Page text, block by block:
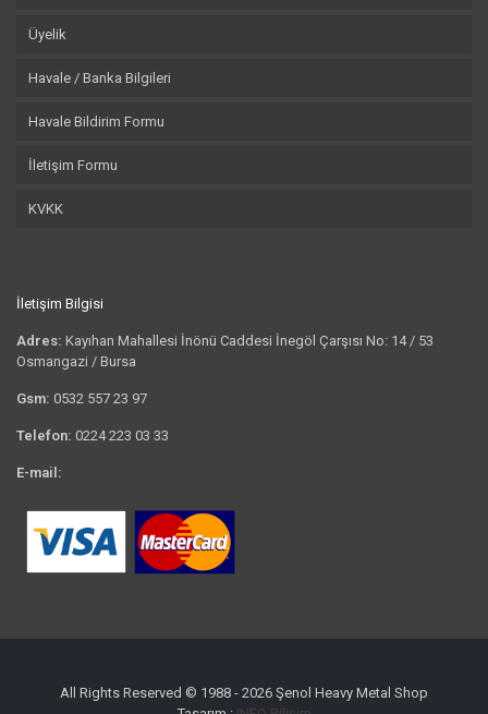
Üyelik
Havale / Banka Bilgileri
Havale Bildirim Formu
İletişim Formu
KVKK
İletişim Bilgisi
Adres: Kayıhan Mahallesi İnönü Caddesi İnegöl Çarşısı No: 14 / 53
Osmangazi / Bursa
Gsm: 0532 557 23 97
Telefon: 0224 223 03 33
E-mail:
All Rights Reserved © 1988 - 2026 Şenol Heavy Metal Shop